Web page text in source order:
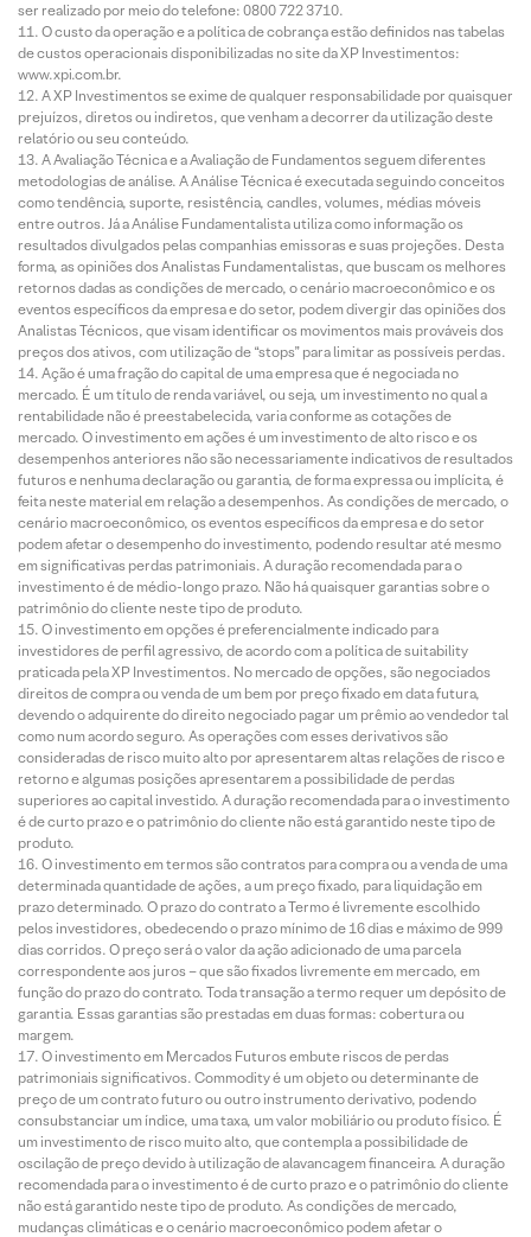
ser realizado por meio do telefone: 0800 722 3710.
O custo da operação e a política de cobrança estão definidos nas tabelas
de custos operacionais disponibilizadas no site da XP Investimentos:
www.xpi.com.br.
A XP Investimentos se exime de qualquer responsabilidade por quaisquer
prejuízos, diretos ou indiretos, que venham a decorrer da utilização deste
relatório ou seu conteúdo.
A Avaliação Técnica e a Avaliação de Fundamentos seguem diferentes
metodologias de análise. A Análise Técnica é executada seguindo conceitos
como tendência, suporte, resistência, candles, volumes, médias móveis
entre outros. Já a Análise Fundamentalista utiliza como informação os
resultados divulgados pelas companhias emissoras e suas projeções. Desta
forma, as opiniões dos Analistas Fundamentalistas, que buscam os melhores
retornos dadas as condições de mercado, o cenário macroeconômico e os
eventos específicos da empresa e do setor, podem divergir das opiniões dos
Analistas Técnicos, que visam identificar os movimentos mais prováveis dos
preços dos ativos, com utilização de “stops” para limitar as possíveis perdas.
Ação é uma fração do capital de uma empresa que é negociada no
mercado. É um título de renda variável, ou seja, um investimento no qual a
rentabilidade não é preestabelecida, varia conforme as cotações de
mercado. O investimento em ações é um investimento de alto risco e os
desempenhos anteriores não são necessariamente indicativos de resultados
futuros e nenhuma declaração ou garantia, de forma expressa ou implícita, é
feita neste material em relação a desempenhos. As condições de mercado, o
cenário macroeconômico, os eventos específicos da empresa e do setor
podem afetar o desempenho do investimento, podendo resultar até mesmo
em significativas perdas patrimoniais. A duração recomendada para o
investimento é de médio-longo prazo. Não há quaisquer garantias sobre o
patrimônio do cliente neste tipo de produto.
O investimento em opções é preferencialmente indicado para
investidores de perfil agressivo, de acordo com a política de suitability
praticada pela XP Investimentos. No mercado de opções, são negociados
direitos de compra ou venda de um bem por preço fixado em data futura,
devendo o adquirente do direito negociado pagar um prêmio ao vendedor tal
como num acordo seguro. As operações com esses derivativos são
consideradas de risco muito alto por apresentarem altas relações de risco e
retorno e algumas posições apresentarem a possibilidade de perdas
superiores ao capital investido. A duração recomendada para o investimento
é de curto prazo e o patrimônio do cliente não está garantido neste tipo de
produto.
O investimento em termos são contratos para compra ou a venda de uma
determinada quantidade de ações, a um preço fixado, para liquidação em
prazo determinado. O prazo do contrato a Termo é livremente escolhido
pelos investidores, obedecendo o prazo mínimo de 16 dias e máximo de 999
dias corridos. O preço será o valor da ação adicionado de uma parcela
correspondente aos juros – que são fixados livremente em mercado, em
função do prazo do contrato. Toda transação a termo requer um depósito de
garantia. Essas garantias são prestadas em duas formas: cobertura ou
margem.
O investimento em Mercados Futuros embute riscos de perdas
patrimoniais significativos. Commodity é um objeto ou determinante de
preço de um contrato futuro ou outro instrumento derivativo, podendo
consubstanciar um índice, uma taxa, um valor mobiliário ou produto físico. É
um investimento de risco muito alto, que contempla a possibilidade de
oscilação de preço devido à utilização de alavancagem financeira. A duração
recomendada para o investimento é de curto prazo e o patrimônio do cliente
não está garantido neste tipo de produto. As condições de mercado,
mudanças climáticas e o cenário macroeconômico podem afetar o